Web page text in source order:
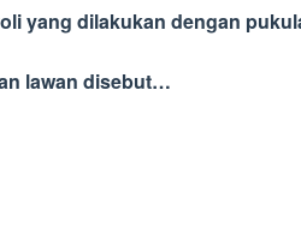
yang dilakukan dengan
lawan disebut…